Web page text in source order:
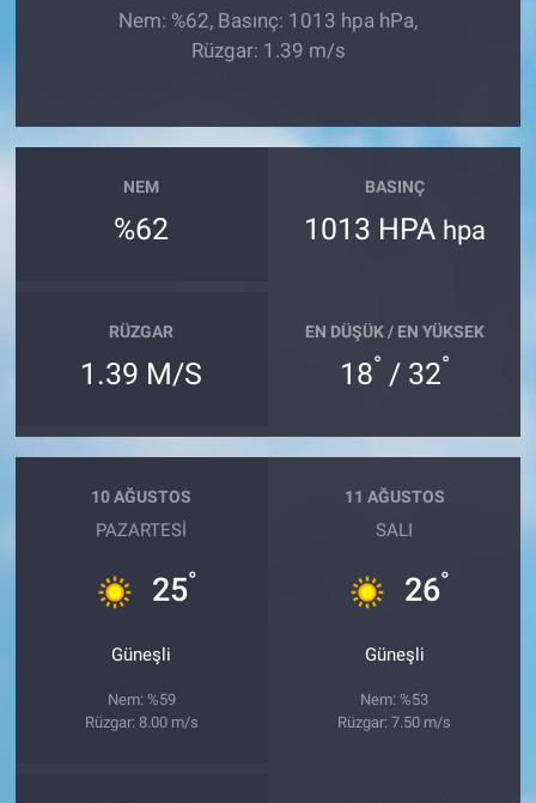
Nem: %62, Basınç: 1013 hpa hPa,
Rüzgar: 1.39 m/s
NEM
%62
BASINÇ
1013 HPA hpa
RÜZGAR
1.39 M/S
EN DÜŞÜK / EN YÜKSEK
18° / 32°
10 AĞUSTOS
PAZARTESI
25°
Güneşli
Nem: %59
Rüzgar: 8.00 m/s
11 AĞUSTOS
SALI
26°
Güneşli
Nem: %53
Rüzgar: 7.50 m/s